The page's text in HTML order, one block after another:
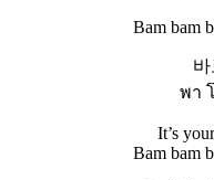
Bam bam
พา
It’s
Bam bam